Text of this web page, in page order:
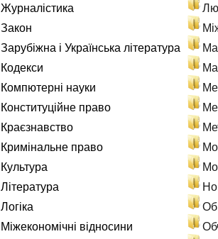
Журналістика
Закон
Зарубіжна і Українська література
Кодекси
Компютерні науки
Конституційне право
Краєзнавство
Кримінальне право
Культура
Література
Логіка
Міжекономічні відносини